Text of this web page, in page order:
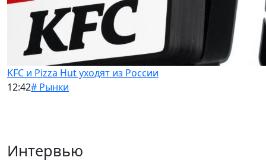
KFC и Pizza Hut уходят из России
12:42# Рынки
Интервью